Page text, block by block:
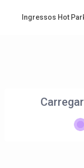
Ingressos Hot